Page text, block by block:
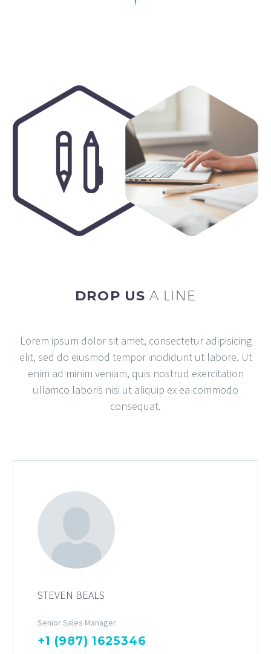
DROP USA LINE
Lorem ipsum dolor sit amet, consectetur adipisicing
elit, sed do eiusmod tempor incididunt ut labore. Ut
enim ad minim veniam, quis nostrud exercitation
ullamco laboris nisi ut aliquip ex ea commodo
consequat.
STEVEN BEALS
Senior Sales Manager
+1 (987) 1625346